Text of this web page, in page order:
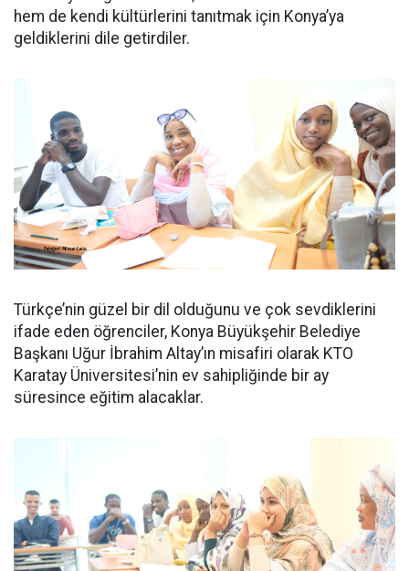
hem de kendi kültürlerini tanıtmak için Konya’ya
geldiklerini dile getirdiler.
Türkçe’nin güzel bir dil olduğunu ve çok sevdiklerini
ifade eden öğrenciler, Konya Büyükşehir Belediye
Başkanı Uğur İbrahim Altay’ın misafiri olarak KTO
Karatay Üniversitesi’nin ev sahipliğinde bir ay
süresince eğitim alacaklar.